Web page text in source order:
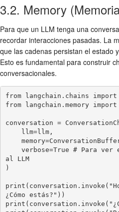
3.2. Memory
Para que un LLM tenga una
recordar interacciones pasadas. La
que las cadenas persistan el estado
Esto es fundamental para construir
conversacionales.
from langchain.chains import
from langchain.memory import
conversation =
al LLM
)
¿Cómo estás?"))